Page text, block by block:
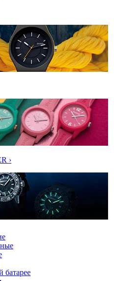
›
батарее